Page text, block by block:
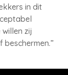
in dit
zij